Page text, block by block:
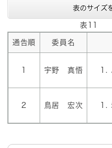
表のサイズ
表11
通告順 委員名
宇野 真悟
2 鳥居 宏次